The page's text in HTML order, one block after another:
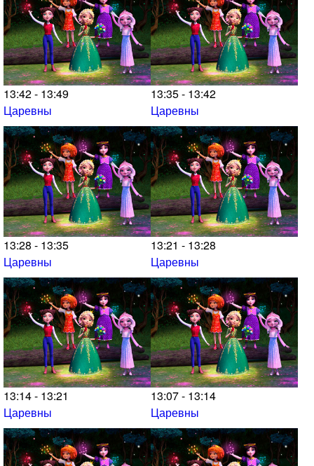
13:42 - 13:49
Царевны
13:35 - 13:42
Царевны
13:28 - 13:35
Царевны
13:21 - 13:28
Царевны
13:14 - 13:21
Царевны
13:07 - 13:14
Царевны